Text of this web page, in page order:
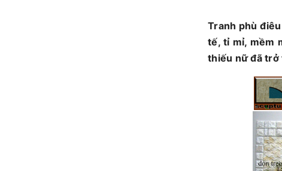
Tranh phù
tế, tỉ mỉ, mềm
thiếu nữ đã trở